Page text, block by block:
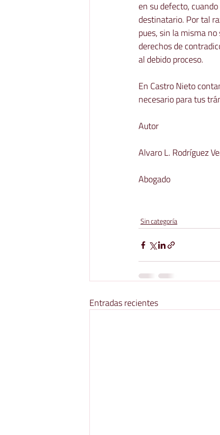
en su defecto,
destinatario. Por tal
pues, sin la misma
derechos de
al debido proceso.
En Castro Nieto
necesario para tus
Autor
Alvaro L. Rodríguez
Sin categoría
Entradas recientes